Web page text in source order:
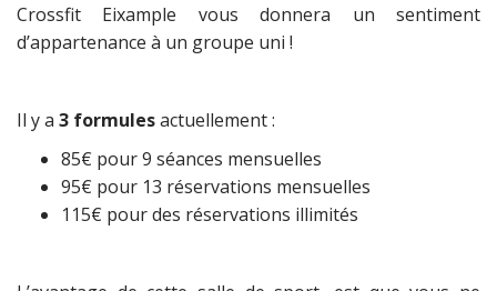
Crossfit Eixample vous donnera un sentiment
d’appartenance à un groupe uni !
Il y a 3 formulesactuellement :
85€ pour 9 séances mensuelles
95€ pour 13 réservations mensuelles
115€ pour des réservations illimités